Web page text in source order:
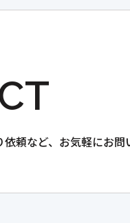
頼など、 お気軽にお問